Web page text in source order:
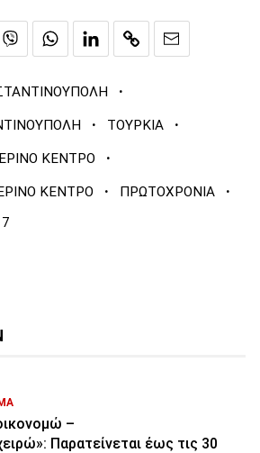
·
· ΤΟΥΡΚΙΑ ·
ΚΕΝΤΡΟ ·
ΚΕΝΤΡΟ · ΠΡΩΤΟΧΡΟΝΙΑ ·
–
Παρατείνεται έως τις 30